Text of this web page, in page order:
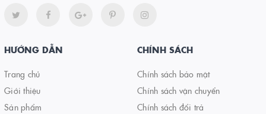
HƯỚNG DẪN
Trang chủ
Giới thiệu
Sản phẩm
CHÍNH SÁCH
Chính sách bảo mật
Chính sách vận chuyển
Chính sách đổi trả